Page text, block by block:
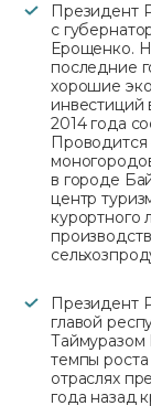
Президент
с
Ерощенко.
последние
хорошие
инвестиций
2014 года
в городе
центр
курортного
Президент
главой
темпы
отраслях
года назад